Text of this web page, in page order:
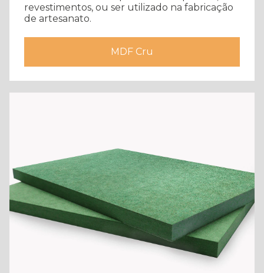
revestimentos, ou ser utilizado na fabricação
de artesanato.
MDF Cru